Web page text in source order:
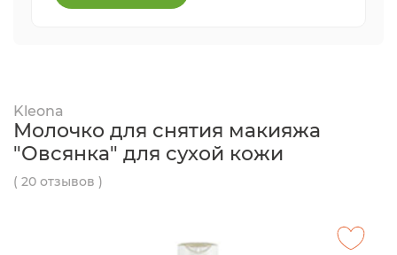
Kleona
Молочко для снятия макияжа
"Овсянка" для сухой кожи
( 20 отзывов )